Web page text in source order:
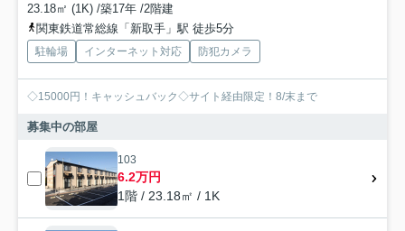
23.18㎡ (1K) /築17年 /2階建
関東鉄道常総線「新取手」駅 徒歩5分
駐輪場 インターネット対応 防犯カメラ
◇15000円！キャッシュバック◇サイト経由限定！8/末まで
募集中の部屋
103
6.2万円
1階 / 23.18㎡ / 1K